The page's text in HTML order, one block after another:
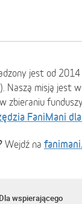
jest od
Naszą misją jest
zbieraniu
FaniMani dla
Wejdź na
Dla wspierającego